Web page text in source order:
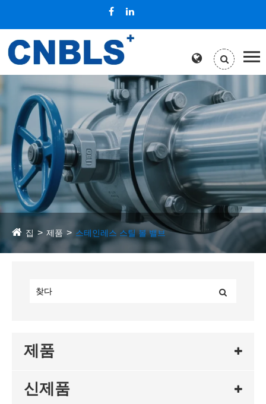
집 제품 스테인레스 스틸 볼 밸브
제품
신제품